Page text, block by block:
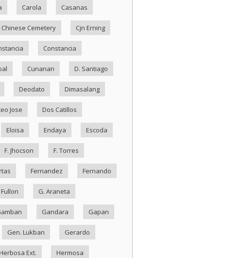
Carola Casanas
Chinese Cemetery Cjn Erning
Constancia
Cunanan D. Santiago
Deodato Dimasalang
Jose Dos Catillos
Eloisa Endaya Escoda
F. Jhocson F. Torres
Fernandez Fernando
Fullon G. Araneta
Gandara Gapan
Gen. Lukban Gerardo
Ext. Hermosa